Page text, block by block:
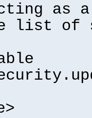
as
list of